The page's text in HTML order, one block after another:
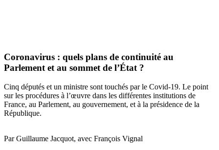
Coronavirus : quels plans de continuité au
Parlement et au sommet de l’État ?
Cinq députés et un ministre sont touchés par le Covid-19. Le point
sur les procédures à l’œuvre dans les différentes institutions de
France, au Parlement, au gouvernement, et à la présidence de la
République.
Par Guillaume Jacquot, avec François Vignal